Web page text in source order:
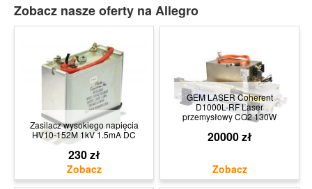
Zobacz nasze oferty na Allegro
Zasilacz wysokiego napięcia
HV10-152M 1kV 1.5mA DC
230 zł
GEM LASER Coherent
D1000L-RF Laser
przemysłowy CO2 130W
20000 zł